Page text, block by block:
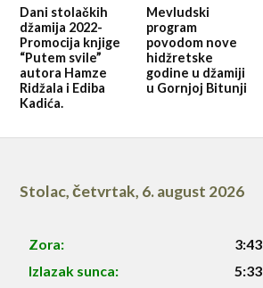
Dani stolačkih
džamija 2022-
Promocija knjige
“Putem svile”
autora Hamze
Ridžala i Ediba
Kadića.
Mevludski
program
povodom nove
hidžretske
godine u džamiji
u Gornjoj Bitunji
Stolac,četvrtak, 6. august 2026
Zora:
3:43
Izlazak sunca:
5:33